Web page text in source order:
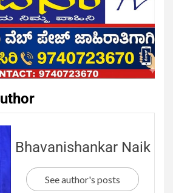
Bhavanishankar Naik
See author's posts